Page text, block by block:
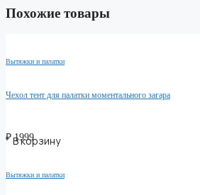
Похожие товары
Вытяжки и палатки
Чехол тент для палатки моментального загара
₽1999
В корзину
Вытяжки и палатки